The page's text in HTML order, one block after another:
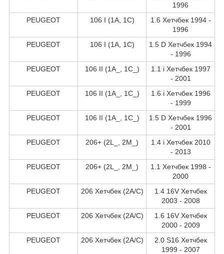
1996
PEUGEOT
106 I (1A, 1C)
1.6 Хетчбек 1994 -
1996
PEUGEOT
106 I (1A, 1C)
1.5 D Хетчбек 1994
- 1996
PEUGEOT
106 II (1A_, 1C_)
1.1 i Хетчбек 1997
- 2001
PEUGEOT
106 II (1A_, 1C_)
1.6 i Хетчбек 1996
- 1999
PEUGEOT
106 II (1A_, 1C_)
1.5 D Хетчбек 1996
- 2001
PEUGEOT
206+ (2L_, 2M_)
1.4 i Хетчбек 2010
- 2013
PEUGEOT
206+ (2L_, 2M_)
1.1 Хетчбек 1998 -
2000
PEUGEOT
206 Хетчбек (2A/C)
1.4 16V Хетчбек
2003 - 2008
PEUGEOT
206 Хетчбек (2A/C)
1.6 16V Хетчбек
2000 - 2009
PEUGEOT
206 Хетчбек (2A/C)
2.0 S16 Хетчбек
1999 - 2007